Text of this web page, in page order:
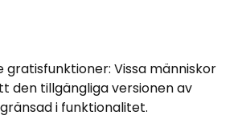
gratisfunktioner: Vissa människor
den tillgängliga versionen av
i funktionalitet.